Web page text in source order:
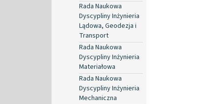
Rada Naukowa
Dyscypliny Inżynieria
Lądowa, Geodezja i
Transport
Rada Naukowa
Dyscypliny Inżynieria
Materiałowa
Rada Naukowa
Dyscypliny Inżynieria
Mechaniczna